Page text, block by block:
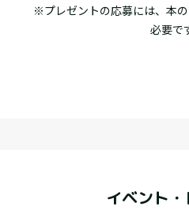
※プレゼントの応募には、本
必要で
イベント